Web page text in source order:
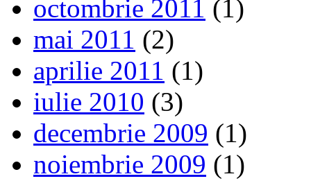
octombrie 2011 (1)
mai 2011 (2)
aprilie 2011 (1)
iulie 2010 (3)
decembrie 2009 (1)
noiembrie 2009 (1)